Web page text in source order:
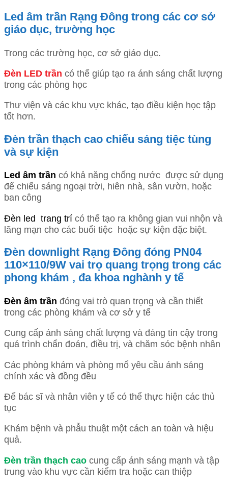
Led âm trần Rạng Đông trong các cơ sở
giáo dục, trường học
Trong các trường học, cơ sở giáo dục.
Đèn LED trần có thể giúp tạo ra ánh sáng chất lượng
trong các phòng học
Thư viện và các khu vực khác, tạo điều kiện học tập
tốt hơn.
Đèn trần thạch cao chiếu sáng tiệc tùng
và sự kiện
Led âm trần có khả năng chống nước được sử dụng
để chiếu sáng ngoại trời, hiên nhà, sân vườn, hoặc
ban công
Đèn led trang trí có thể tạo ra không gian vui nhộn và
lãng mạn cho các buổi tiệc hoặc sự kiện đặc biệt.
Đèn downlight Rạng Đông đóng PN04
110×110/9W vai trọ quang trọng trong các
phong khám , đa khoa nghành y tế
Đèn âm trần đóng vai trò quan trọng và cần thiết
trong các phòng khám và cơ sở y tế
Cung cấp ánh sáng chất lượng và đáng tin cậy trong
quá trình chẩn đoán, điều trị, và chăm sóc bệnh nhân
Các phòng khám và phòng mổ yêu cầu ánh sáng
chính xác và đồng đều
Để bác sĩ và nhân viên y tế có thể thực hiện các thủ
tục
Khám bệnh và phẫu thuật một cách an toàn và hiệu
quả.
Đèn trần thạch cao cung cấp ánh sáng mạnh và tập
trung vào khu vực cần kiểm tra hoặc can thiệp